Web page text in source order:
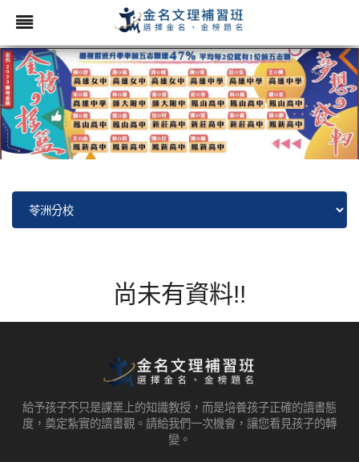
尚未有資料!!
給予孩子不只是課業上的知識教授，而是培養孩子正確的讀書態
度，奠定紮實的讀書觀。請給我們一次機會，讓您看見孩子的轉
變。